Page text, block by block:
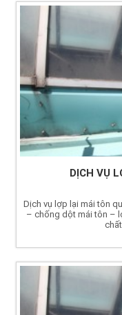
DỊCH VỤ
Dịch vụ lợp lại mái tôn
– chống dột mái tôn –